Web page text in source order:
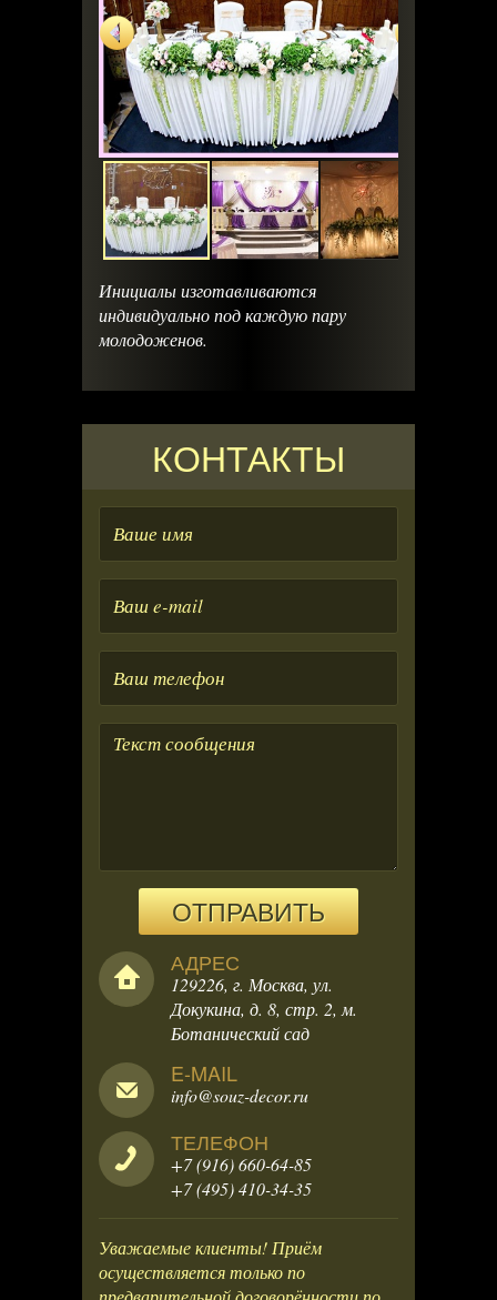
Инициалы изготавливаются
индивидуально под каждую пару
молодоженов.
КОНТАКТЫ
Ваше
имя
Ваше
mail
Ваше
телефон
ОТПРАВИТЬ
АДРЕС
129226, г. Москва, ул.
Докукина, д. 8, стр. 2, м.
Ботанический сад
E-MAIL
info@souz-decor.ru
ТЕЛЕФОН
+7 (916) 660-64-85
+7 (495) 410-34-35
Уважаемые клиенты! Приём
осуществляется только по